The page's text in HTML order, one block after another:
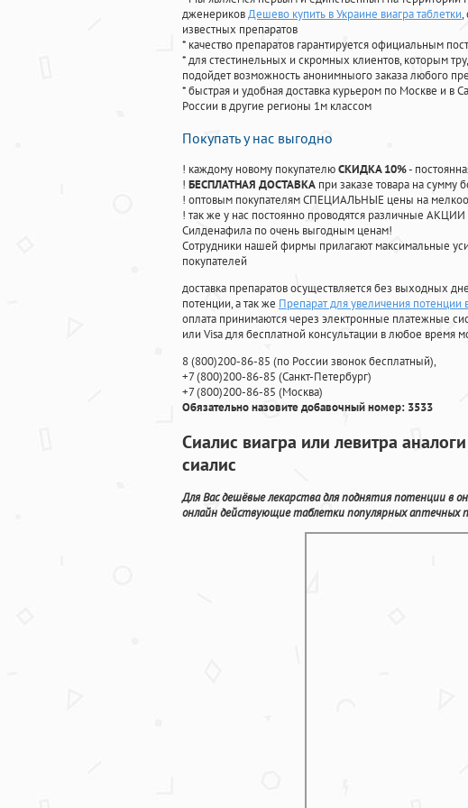
дженериковДешево купить в Украине виагра таблетки,
известных препаратов
* качество препаратов гарантируется официальным
* для стестинельных и скромных клиентов, которым
подойдет возможность анонимныого заказа любого
* быстрая и удобная доставка курьером по Москве и в
России в другие регионы 1м классом
Покупать у нас выгодно
! каждому новому покупателюСКИДКА 10%-
! БЕСПЛАТНАЯ ДОСТАВКА при заказе товара на сумму
! оптовым покупателям СПЕЦИАЛЬНЫЕ цены на
! так же у нас постоянно проводятся различные
Силденафила по очень выгодным ценам!
Cотрудники нашей фирмы прилагают максимальные
покупателей
доставка препаратов осуществляется без выходных
потенции, а так же Препарат для увеличения потенции
оплата принимаются через электронные платежные
или Visa для бесплатной консультации в любое время
8(800)200-86-85 (по России звонок бесплатный),
+7(800)200-86-85 (Санкт-Петербург)
+7(800)200-86-85 (Москва)
Обязательно назовите добавочный номер: 3533
Сиалис виагра или левитра
сиалис
Для Вас дешёвые лекарства для поднятия потенции в
онлайн действующие таблетки популярных аптечных